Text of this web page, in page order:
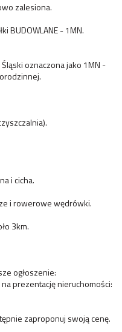
zalesiona.
BUDOWLANE - 1MN.
oznaczona jako 1MN -
i cicha.
i rowerowe wędrówki.
3km.
ogłoszenie:
prezentację nieruchomości:
zaproponuj swoją cenę.